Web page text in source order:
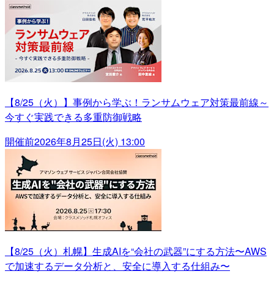
【8/25（火）】事例から学ぶ！ランサムウェア対策最前線～
今すぐ実践できる多重防御戦略
開催前2026年8月25日(火) 13:00
【8/25（火）札幌】生成AIを“会社の武器”にする方法〜AWS
で加速するデータ分析と、安全に導入する仕組み〜